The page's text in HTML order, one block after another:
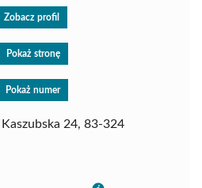
Zobacz profil
Pokaż stronę
Pokaż numer
24, 83-324